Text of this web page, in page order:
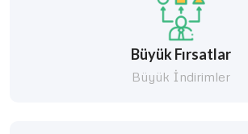
Büyük Fırsatlar
Büyük İndirimler